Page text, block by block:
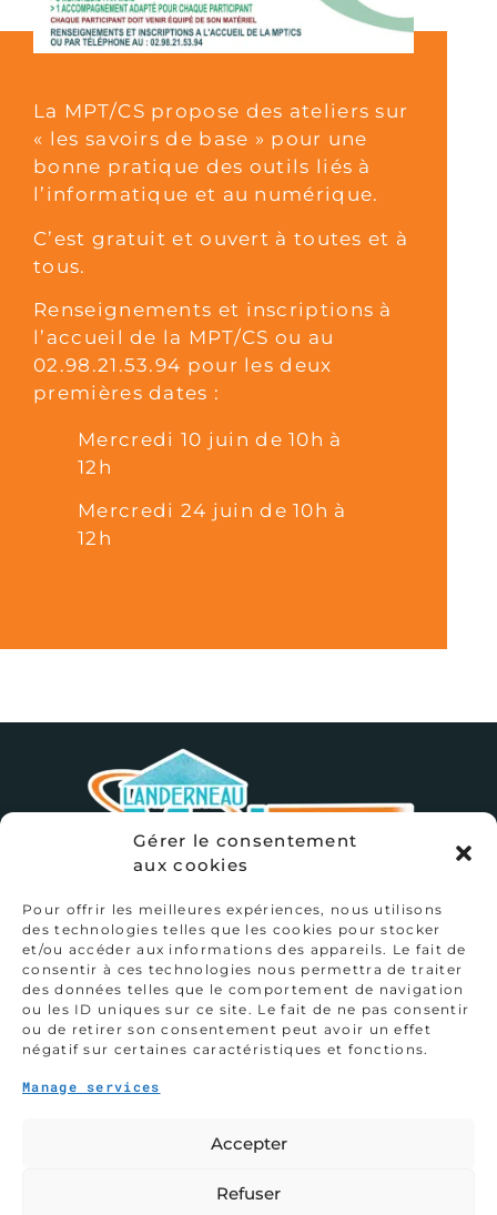
Gérer le consentement
aux cookies
Pour offrir les meilleures expériences, nous utilisons
des technologies telles que les cookies pour stocker
et/ou accéder aux informations des appareils. Le fait de
consentir à ces technologies nous permettra de traiter
des données telles que le comportement de navigation
ou les ID uniques sur ce site. Le fait de ne pas consentir
ou de retirer son consentement peut avoir un effet
négatif sur certaines caractéristiques et fonctions.
Manage services
Accepter
Refuser
La MPT/CS propose des ateliers sur
« les savoirs de base » pour une
bonne pratique des outils liés à
l’informatique et au numérique.
C’est gratuit et ouvert à toutes et à
tous.
Renseignements et inscriptions à
l’accueil de la MPT/CS ou au
02.98.21.53.94 pour les deux
premières dates :
Mercredi 10 juin de 10h à
12h
Mercredi 24 juin de 10h à
12h
1 Place François Mitterrand 29800
Landerneau
Politique de cookies